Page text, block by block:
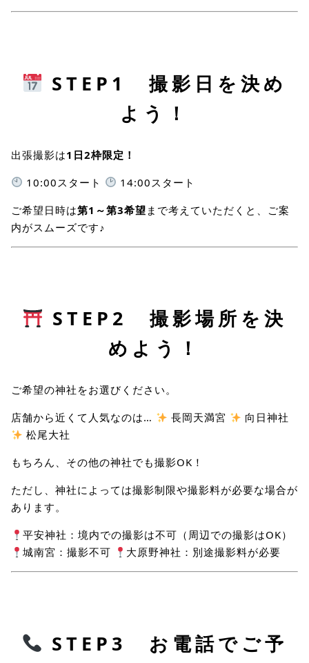
STEP1 撮影日を決め
よう！
出張撮影は1日2枠限定！
10:00スタート
14:00スタート
ご希望日時は第1～第3希望 まで考えていただくと、ご案
内がスムーズです♪
STEP2 撮影場所を決
めよう！
ご希望の神社をお選びください。
店舗から近くて人気なのは…
長岡天満宮
向日神社
松尾大社
もちろん、その他の神社でも撮影OK！
ただし、神社によっては撮影制限や撮影料が必要な場合が
あります。
平安神社：境内での撮影は不可（周辺での撮影はOK）
城南宮：撮影不可
大原野神社：別途撮影料が必要
STEP3 お電話でご予